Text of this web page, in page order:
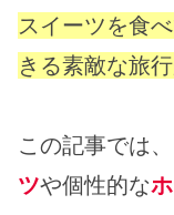
スイーツを食
きる素敵な旅
この記事では
ツや個性的な